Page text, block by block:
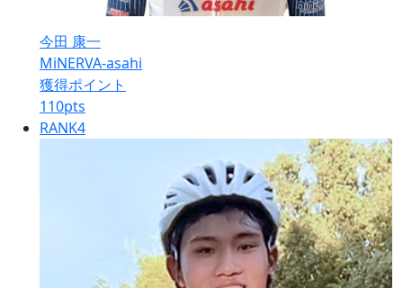
今田 康一
MiNERVA-asahi
獲得ポイント
110pts
RANK4